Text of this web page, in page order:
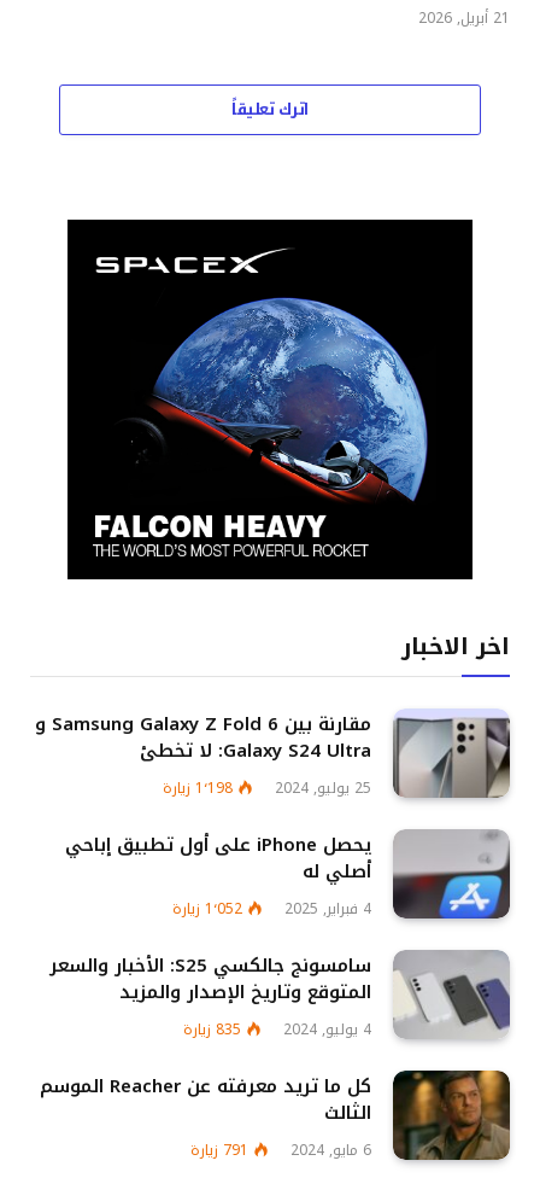
21 أبريل, 2026
اترك تعليقاً
اخر الاخبار
مقارنة بين Samsung Galaxy Z Fold 6 و
Galaxy S24 Ultra: لا تخطئ
25 يوليو, 2024 1٬198 زيارة
يحصل iPhone على أول تطبيق إباحي
أصلي له
4 فبراير, 2025 1٬052 زيارة
سامسونج جالكسي S25: الأخبار والسعر
المتوقع وتاريخ الإصدار والمزيد
4 يوليو, 2024 835 زيارة
كل ما تريد معرفته عن Reacher الموسم
الثالث
6 مايو, 2024 791 زيارة